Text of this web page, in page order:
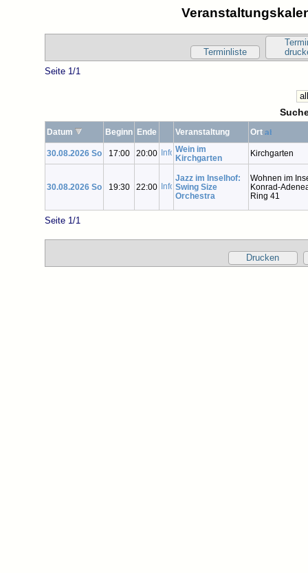
Terminliste
Seite 1/1
Datum Beginn Ende Veranstaltung Ort
30.08.2026 So 17:00 20:00
Wein im
Kirchgarten
Kirchgarten
30.08.2026 So 19:30 22:00
Jazz im Inselhof:
Swing Size
Orchestra
Wohnen im
Konrad-
Ring 41
Seite 1/1
Drucken